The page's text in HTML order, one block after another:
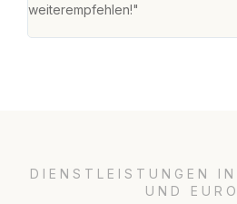
weiterempfehlen!"
DIENSTLEISTUNGEN
UND